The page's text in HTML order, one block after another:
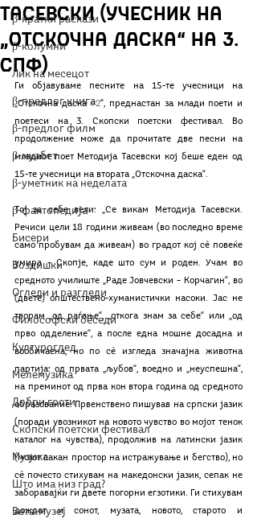
β-кратки раскази
β-колумни
Лик на месецот
β-предлог книга
β-предлог филм
β-муабет
β-уметник на неделата
β-фактопедија
Бисери
Воздишки
Огледи и разгледи
Философски беседи
Културоглед
Мелемузика
Добри гости
Скопски поетски фестивал
Музика
Што има низ град?
Бета-музеј
Тасевски (учесник на
„Отскочна даска“ на 3.
СПФ)
Ги објавуваме песните на 15-те учесници на
„Отскочна даска #2“, преднастан за млади поети и
поетеси на 3. Скопски поетски фестивал. Во
продолжение може да прочитате две песни на
младиот поет Методија Тасевски кој беше еден од
15-те учесници на втората „Отскочна даска“.
Тој за себе вели: „Се викам Методија Тасевски.
Речиси цели 18 години живеам (во последно време
само пробувам да живеам) во градот кој сè повеќе
умира – Скопје, каде што сум и роден. Учам во
средното училиште „Раде Јовчевски – Корчагин“, во
(двете) општествено-хуманистички насоки. Јас не
творам „од раѓање“, „откога знам за себе“ или „од
прво одделение“, а после една мошне досадна и
вообичаена, но по сè изгледа значајна животна
партија: од првата „љубов“, воедно и „неуспешна“,
на преминот од прва кон втора година од средното
образование. Првенствено пишував на српски јазик
(поради увозникот на новото чувство во мојот тенок
каталог на чувства), продолжив на латински јазик
(мојот сакан простор на истражување и бегство), но
сè почесто стихувам на македонски јазик, сепак не
заборавајќи ги двете погорни егзотики. Ги стихувам
дождот и сонот, музата, новото, старото и